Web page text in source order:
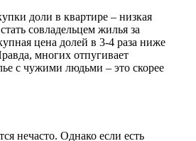
доли в квартире – низкая
совладельцем жилья за
цена долей в 3-4 раза ниже
многих отпугивает
с чужими людьми – это скорее
нечасто. Однако если есть